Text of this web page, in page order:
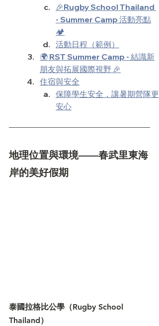
🎉Rugby School Thailand
- Summer Camp 活動亮點
🏕
活動日程（範例）
🌍 RST Summer Camp - 結識新
朋友與拓展國際視野 🎉
住宿與安全
保障學生安全，讓暑期營隊更
安心
地理位置與環境——春武里東海
岸的美好假期
泰國拉格比公學（Rugby School
Thailand）